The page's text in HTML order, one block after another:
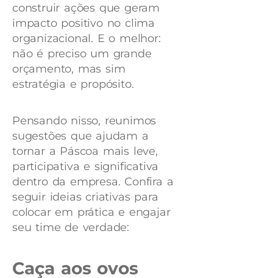
construir ações que geram
impacto positivo no clima
organizacional. E o melhor:
não é preciso um grande
orçamento, mas sim
estratégia e propósito.
Pensando nisso, reunimos
sugestões que ajudam a
tornar a Páscoa mais leve,
participativa e significativa
dentro da empresa. Confira a
seguir ideias criativas para
colocar em prática e engajar
seu time de verdade:
Caça aos ovos